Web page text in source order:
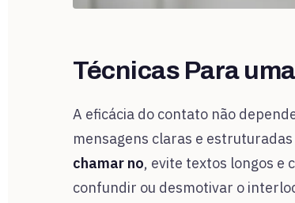
Técnicas Para
A eficácia do contato não
mensagens claras e
chamar no, evite textos longos e
confundir ou desmotivar o